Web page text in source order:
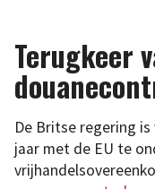
Terugkeer
De Britse regering
jaar met de EU te